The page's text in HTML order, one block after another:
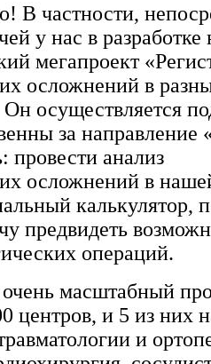
В частности,
у нас в разработке
мегапроект
осложнений в
осуществляется
за направление
провести анализ
осложнений в
калькулятор,
предвидеть
операций.
очень масштабный
центров, и 5 из них
и